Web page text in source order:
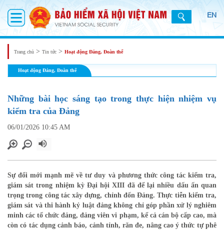
EN
Trang chủ > Tin tức > Hoạt động Đảng, Đoàn thể
Hoạt động Đảng, Đoàn thể
Những bài học sáng tạo trong thực hiện nhiệm vụ
kiểm tra của Đảng
06/01/2026 10:45 AM
Sự đổi mới mạnh mẽ về tư duy và phương thức công tác kiểm tra,
giám sát trong nhiệm kỳ Đại hội XIII đã để lại nhiều dấu ấn quan
trọng trong công tác xây dựng, chỉnh đốn Đảng. Thực tiễn kiểm tra,
giám sát và thi hành kỷ luật đảng không chỉ góp phần xử lý nghiêm
minh các tổ chức đảng, đảng viên vi phạm, kể cả cán bộ cấp cao, mà
còn có tác dụng cảnh báo, cảnh tỉnh, răn đe, nâng cao ý thức tự phê